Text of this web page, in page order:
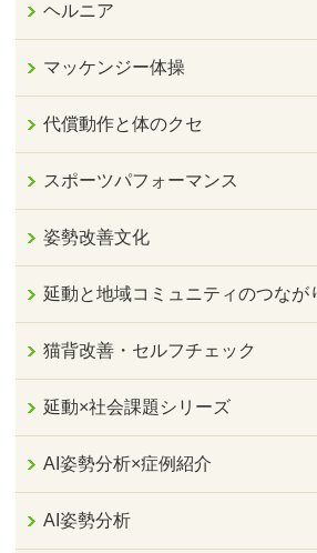
ヘルニア
マッケンジー体操
代償動作と体のクセ
スポーツパフォーマンス
姿勢改善文化
延動と地域コミュニティのつなが
猫背改善・セルフチェック
延動×社会課題シリーズ
AI姿勢分析×症例紹介
AI姿勢分析